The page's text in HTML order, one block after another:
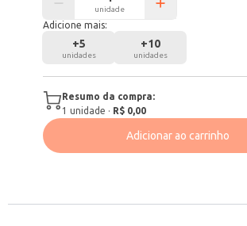
unidade
Adicione mais:
+5
unidades
+10
unidades
Resumo da compra:
1 unidade · R$ 0,00
Adicionar ao carrinho